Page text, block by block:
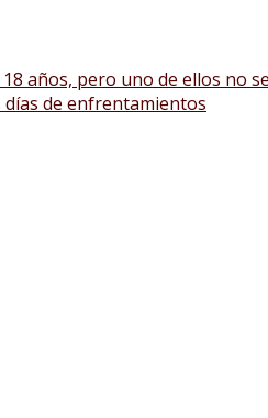
años, pero uno de ellos no
de enfrentamientos